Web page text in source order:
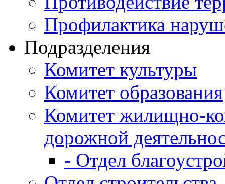
Профилактика
Подразделения
Комитет культуры
Комитет образования
Комитет жилищно-
дорожной
- Отдел